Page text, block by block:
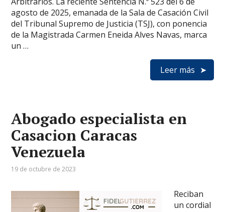
agosto de 2025, emanada de la Sala de Casación Civil
del Tribunal Supremo de Justicia (TSJ), con ponencia
de la Magistrada Carmen Eneida Alves Navas, marca
un …
Leer más
Abogado especialista en
Casacion Caracas
Venezuela
19 de octubre de 2023
Reciban
un cordial